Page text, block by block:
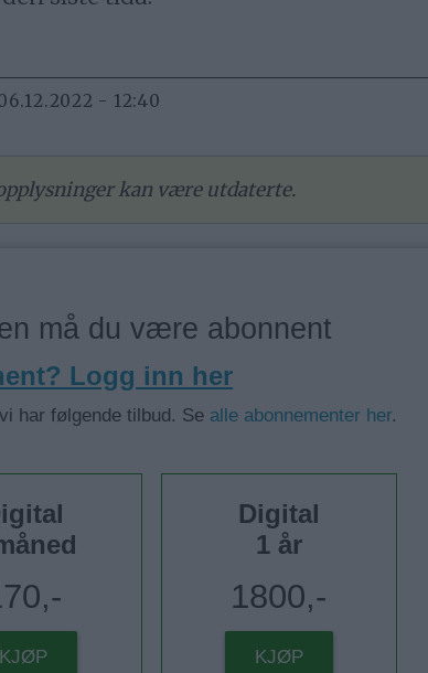
06.12.2022 - 12:40
kan være utdaterte.
må du være abonnent
Logg inn her
har følgende tilbud. Se alle abonnementer her.
KJØP
Digital
1 år
1800,-
KJØP